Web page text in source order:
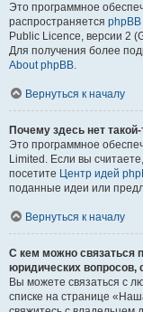
Это программное
распространяется phpBB
Public Licence, версии 2
Для получения более
About phpBB.
Вернуться к началу
Почему здесь нет
Это программное
Limited. Если вы
посетите Центр идей
поданные идеи или
Вернуться к началу
С кем можно связаться
юридических вопросов,
Вы можете связаться с
списке на странице